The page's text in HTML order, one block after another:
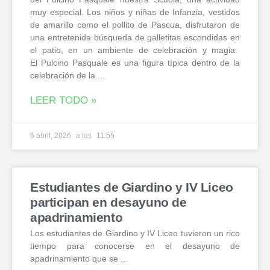
muy especial. Los niños y niñas de Infanzia, vestidos
de amarillo como el pollito de Pascua, disfrutaron de
una entretenida búsqueda de galletitas escondidas en
el patio, en un ambiente de celebración y magia.
El Pulcino Pasquale es una figura típica dentro de la
celebración de la
LEER TODO »
6 abril, 2026 11:55
Estudiantes de Giardino y IV Liceo
participan en desayuno de
apadrinamiento
Los estudiantes de Giardino y IV Liceo tuvieron un rico
tiempo para conocerse en el desayuno de
apadrinamiento que se